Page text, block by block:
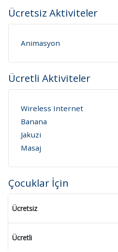
Ücretsiz Aktiviteler
Animasyon
Ücretli Aktiviteler
Wireless Internet
Banana
Jakuzi
Masaj
Çocuklar İçin
Ücretsiz
Ücretli